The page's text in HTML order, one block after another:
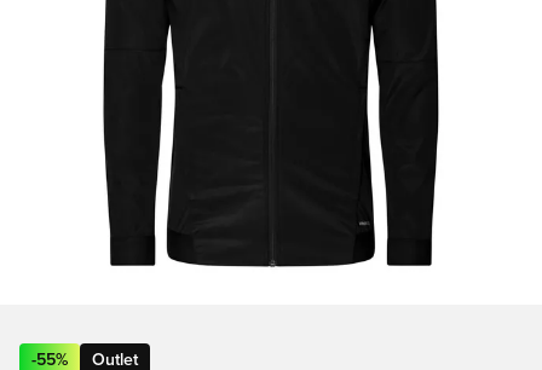
-55% Outlet